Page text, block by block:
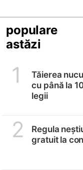
populare
astăzi
1
Tăierea
cu până la
legii
2
Regula
gratuit la